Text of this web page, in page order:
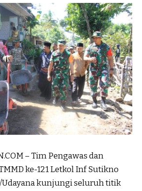
– Tim Pengawas dan
ke-121 Letkol Inf Sutikno
Udayana kunjungi seluruh titik